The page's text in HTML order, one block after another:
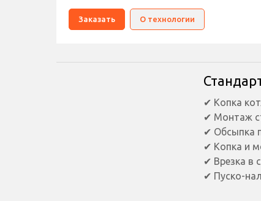
Заказать О технологии
✔ Копка
✔ Монтаж
✔ Обсыпка
✔ Копка и
✔ Врезка в
✔ Пуско-